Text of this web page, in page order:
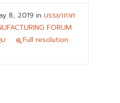
8, 2019 in บรรยากาศ
FORUM
Full resolution